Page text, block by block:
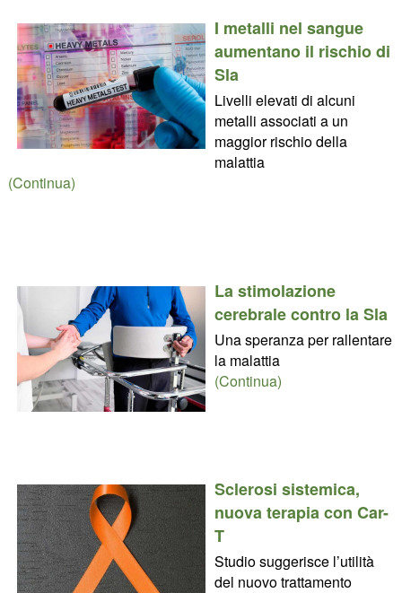
I metalli nel sangue
aumentano il rischio di
Sla
Livelli elevati di alcuni
metalli associati a un
maggior rischio della
malattia
(Continua)
La stimolazione
cerebrale contro la Sla
Una speranza per rallentare
la malattia
(Continua)
Sclerosi sistemica,
nuova terapia con Car-
T
Studio suggerisce l’utilità
del nuovo trattamento